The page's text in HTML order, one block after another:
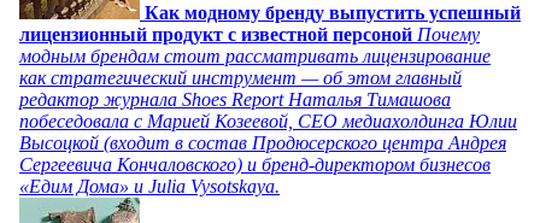
Как модному бренду выпустить успешный
лицензионный продукт с известной персоной Почему
модным брендам стоит рассматривать лицензирование
как стратегический инструмент — об этом главный
редактор журнала Shoes Report Наталья Тимашова
побеседовала с Марией Козеевой, СЕО медиахолдинга Юлии
Высоцкой (входит в состав Продюсерского центра Андрея
Сергеевича Кончаловского) и бренд-директором бизнесов
«Едим Дома» и Julia Vysotskaya.